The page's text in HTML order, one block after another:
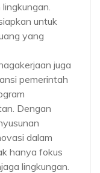
untuk
yang
juga
pemerintah
Dengan
dalam
hanya fokus
lingkungan.